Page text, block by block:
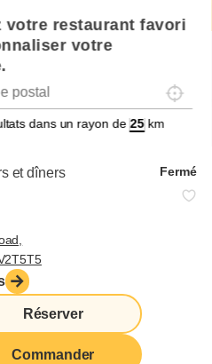
votre restaurant favori
votre
dans un rayon de km
et dîners Fermé
Réserver
Commander
Cora
d’un CHEF!